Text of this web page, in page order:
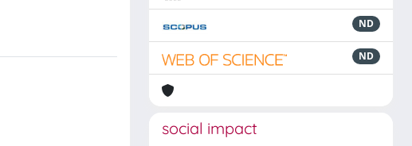
ND
ND
social impact